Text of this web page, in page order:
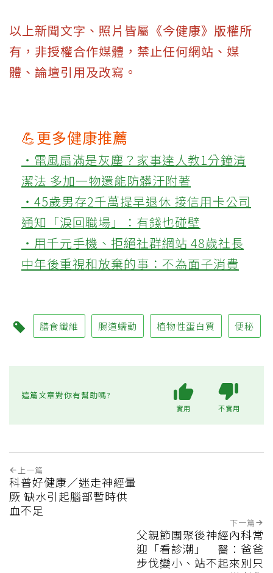
以上新聞文字、照片皆屬《今健康》版權所
有，非授權合作媒體，禁止任何網站、媒
體、論壇引用及改寫。
💪更多健康推薦
‧電風扇滿是灰塵？家事達人教1分鐘清
潔法 多加一物還能防髒汙附著
‧45歲男存2千萬提早退休 接信用卡公司
通知「淚回職場」：有錢也碰壁
‧用千元手機、拒絕社群網站 48歲社長
中年後重視和放棄的事：不為面子消費
膳食纖維 腸道蠕動 植物性蛋白質 便秘
這篇文章對你有幫助嗎?
實用 不實用
上一篇
科普好健康／迷走神經暈
厥 缺水引起腦部暫時供
血不足
下一篇
父親節團聚後神經內科常
迎「看診潮」 醫：爸爸
步伐變小、站不起來別只